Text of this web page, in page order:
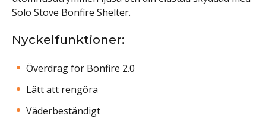
Solo Stove Bonfire Shelter.
Nyckelfunktioner:
Överdrag för Bonfire 2.0
Lätt att rengöra
Väderbeständigt